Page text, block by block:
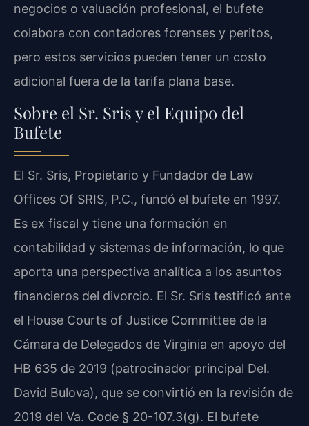
negocios o valuación profesional, el bufete
colabora con contadores forenses y peritos,
pero estos servicios pueden tener un costo
adicional fuera de la tarifa plana base.
Sobre el Sr. Sris y el Equipo del
Bufete
El Sr. Sris, Propietario y Fundador de Law
Offices Of SRIS, P.C., fundó el bufete en 1997.
Es ex fiscal y tiene una formación en
contabilidad y sistemas de información, lo que
aporta una perspectiva analítica a los asuntos
financieros del divorcio. El Sr. Sris testificó ante
el House Courts of Justice Committee de la
Cámara de Delegados de Virginia en apoyo del
HB 635 de 2019 (patrocinador principal Del.
David Bulova), que se convirtió en la revisión de
2019 del Va. Code § 20-107.3(g). El bufete